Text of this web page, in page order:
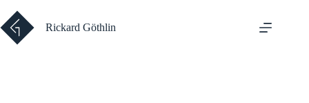
til
innholdet
Rickard Göthlin